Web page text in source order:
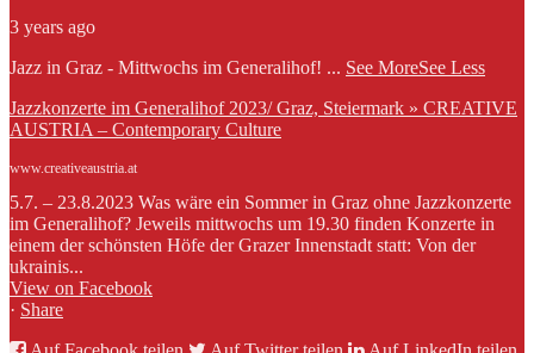
3 years ago
Jazz in Graz - Mittwochs im Generalihof! ... See MoreSee Less
Jazzkonzerte im Generalihof 2023/ Graz, Steiermark » CREATIVE
AUSTRIA – Contemporary Culture
www.creativeaustria.at
5.7. – 23.8.2023 Was wäre ein Sommer in Graz ohne Jazzkonzerte
im Generalihof? Jeweils mittwochs um 19.30 finden Konzerte in
einem der schönsten Höfe der Grazer Innenstadt statt: Von der
ukrainis...
View on Facebook
· Share